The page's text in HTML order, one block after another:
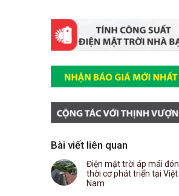
Bài viết liên quan
Điện mặt trời áp mái đón
thời cơ phát triển tại Việt
Nam